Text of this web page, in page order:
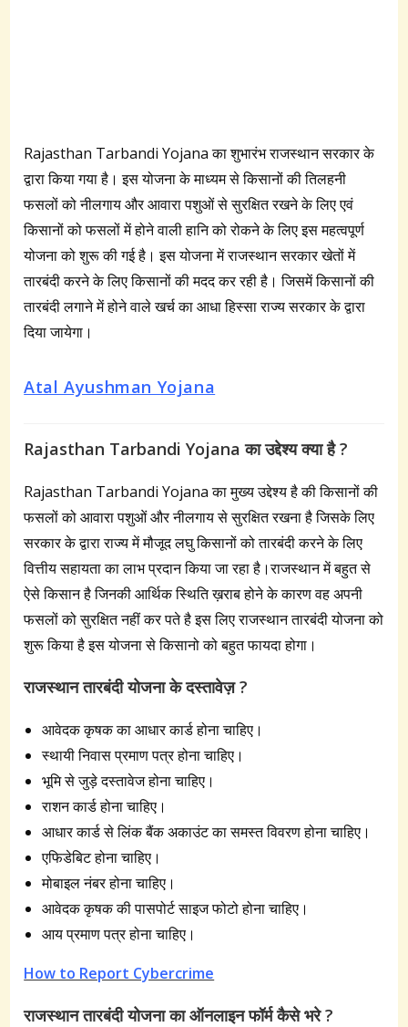
Rajasthan Tarbandi Yojana का शुभारंभ राजस्थान सरकार के
द्वारा किया गया है। इस योजना के माध्यम से किसानों की तिलहनी
फसलों को नीलगाय और आवारा पशुओं से सुरक्षित रखने के लिए एवं
किसानों को फसलों में होने वाली हानि को रोकने के लिए इस महत्वपूर्ण
योजना को शुरू की गई है। इस योजना में राजस्थान सरकार खेतों में
तारबंदी करने के लिए किसानों की मदद कर रही है। जिसमें किसानों की
तारबंदी लगाने में होने वाले खर्च का आधा हिस्सा राज्य सरकार के द्वारा
दिया जायेगा।
Atal Ayushman Yojana
Rajasthan Tarbandi Yojanaका उद्देश्य क्या है ?
Rajasthan Tarbandi Yojana का मुख्य उद्देश्य है की किसानों की
फसलों को आवारा पशुओं और नीलगाय से सुरक्षित रखना है जिसके लिए
सरकार के द्वारा राज्य में मौजूद लघु किसानों को तारबंदी करने के लिए
वित्तीय सहायता का लाभ प्रदान किया जा रहा है।राजस्थान में बहुत से
ऐसे किसान है जिनकी आर्थिक स्थिति ख़राब होने के कारण वह अपनी
फसलों को सुरक्षित नहीं कर पते है इस लिए राजस्थान तारबंदी योजना को
शुरू किया है इस योजना से किसानो को बहुत फायदा होगा।
राजस्थान तारबंदी योजना के दस्तावेज़ ?
आवेदक कृषक का आधार कार्ड होना चाहिए।
स्थायी निवास प्रमाण पत्र होना चाहिए।
भूमि से जुड़े दस्तावेज होना चाहिए।
राशन कार्ड होना चाहिए।
आधार कार्ड से लिंक बैंक अकाउंट का समस्त विवरण होना चाहिए।
एफिडेबिट होना चाहिए।
मोबाइल नंबर होना चाहिए।
आवेदक कृषक की पासपोर्ट साइज फोटो होना चाहिए।
आय प्रमाण पत्र होना चाहिए।
How to Report Cybercrime
राजस्थान तारबंदी योजना काऑनलाइन फॉर्म कैसे भरे ?